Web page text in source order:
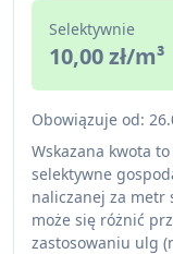
Selektywnie
10,00 zł/m³
Obowiązuje od:
Wskazana kwota
selektywne
naliczanej za metr
może się różnić
zastosowaniu ulg